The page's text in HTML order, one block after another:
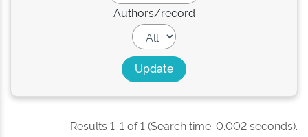
Authors/record
Results 1-1 of 1 (Search time: 0.002 seconds).